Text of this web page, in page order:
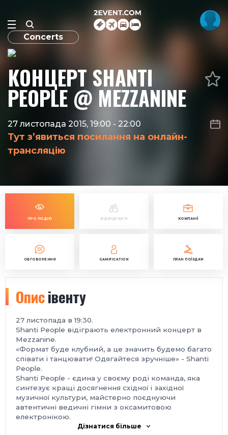
Concerts
КОНЦЕРТ SHANTI
PEOPLE @ MEZZANINE
27 листопада 2015, 19:00 - 22:00
Тут з’явиться посилання на онлайн-
трансляцію
ПРО ПОДІЮ ВІДВІДУВАЧІ КОМПАНІЇ
ОБГОВОРЕННЯ GAMIFICATION ПЛАН ПОЇЗДКИ
Описівенту
27 листопада в 19:30.
Shanti People відіграють електронний концерт в
Mezzanine.
«Формат буде клубний, а це значить будемо багато
співати і танцювати! Одягайтеся зручніше» - Shanti
People.
Shanti People - єдина у своєму роді команда, яка
синтезує кращі досягнення східної і західної
музичної культури, майстерно поєднуючи
автентичні ведичні гімни з оксамитовою
електронікою.
Дізнатися більше